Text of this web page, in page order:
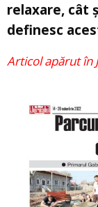
relaxare, cât
definesc
Articol apărut în